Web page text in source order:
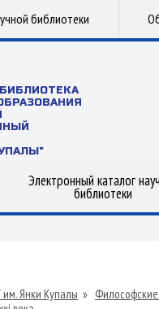
библиотеки
Электронный каталог
библиотеки
им. Янки Купалы »